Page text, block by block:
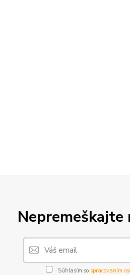
Nepremeškajte
Súhlasím so spracovaním